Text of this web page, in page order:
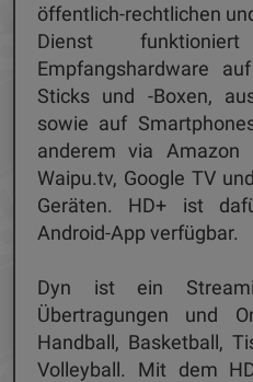
öffentlich-rechtlichen
Dienst
Empfangshardware
Sticks und -Boxen,
sowie auf
anderem via Amazon
Waipu.tv, Google TV
Geräten. HD+ ist
Android-App verfügbar.
Dyn ist ein
Übertragungen und
Handball, Basketball,
Volleyball. Mit dem